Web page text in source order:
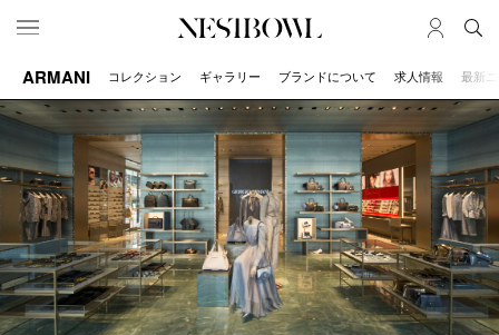
HOME JOB
求人検索
新着求人
ブランド一覧
JOURNAL
インタビュー
エデュケーション
COLLABORATION
コラボ募集一覧
コラボ募集記事
ARMANI コレクション ギャラリー ブランドについて 求人情報 最新